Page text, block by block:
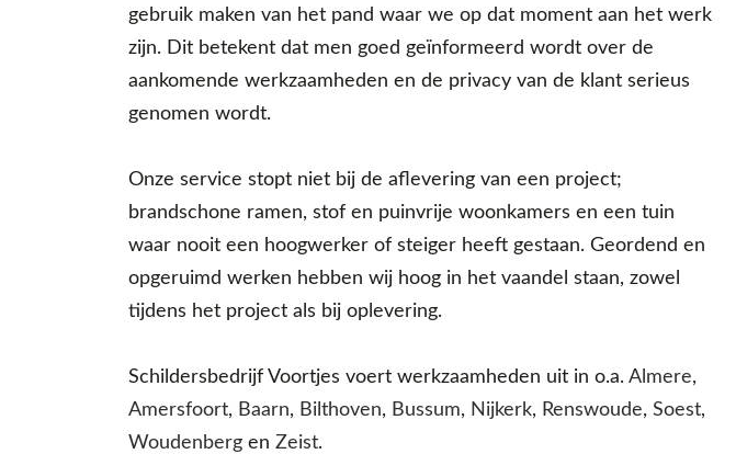
gebruik maken van het pand waar we op dat moment aan het werk
zijn. Dit betekent dat men goed geïnformeerd wordt over de
aankomende werkzaamheden en de privacy van de klant serieus
genomen wordt.
Onze service stopt niet bij de aflevering van een project;
brandschone ramen, stof en puinvrije woonkamers en een tuin
waar nooit een hoogwerker of steiger heeft gestaan. Geordend en
opgeruimd werken hebben wij hoog in het vaandel staan, zowel
tijdens het project als bij oplevering.
Schildersbedrijf Voortjes voert werkzaamheden uit in o.a. Almere,
Amersfoort, Baarn, Bilthoven, Bussum, Nijkerk, Renswoude, Soest,
Woudenberg en Zeist.